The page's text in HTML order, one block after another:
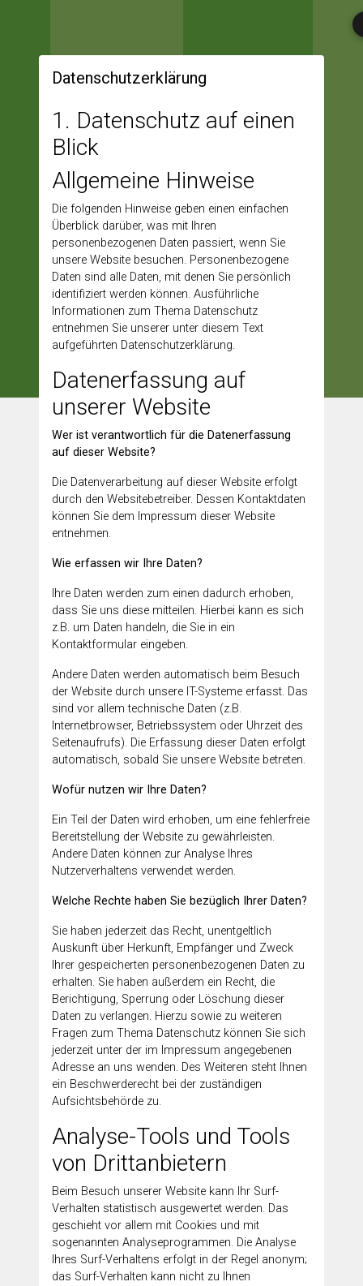
Datenschutzerklärung
1. Datenschutz auf einen
Blick
Allgemeine Hinweise
Die folgenden Hinweise geben einen einfachen
Überblick darüber, was mit Ihren
personenbezogenen Daten passiert, wenn Sie
unsere Website besuchen. Personenbezogene
Daten sind alle Daten, mit denen Sie persönlich
identifiziert werden können. Ausführliche
Informationen zum Thema Datenschutz
entnehmen Sie unserer unter diesem Text
aufgeführten Datenschutzerklärung.
Datenerfassung auf
unserer Website
Wer ist verantwortlich für die Datenerfassung
auf dieser Website?
Die Datenverarbeitung auf dieser Website erfolgt
durch den Websitebetreiber. Dessen Kontaktdaten
können Sie dem Impressum dieser Website
entnehmen.
Wie erfassen wir Ihre Daten?
Ihre Daten werden zum einen dadurch erhoben,
dass Sie uns diese mitteilen. Hierbei kann es sich
z.B. um Daten handeln, die Sie in ein
Kontaktformular eingeben.
Andere Daten werden automatisch beim Besuch
der Website durch unsere IT-Systeme erfasst. Das
sind vor allem technische Daten (z.B.
Internetbrowser, Betriebssystem oder Uhrzeit des
Seitenaufrufs). Die Erfassung dieser Daten erfolgt
automatisch, sobald Sie unsere Website betreten.
Wofür nutzen wir Ihre Daten?
Ein Teil der Daten wird erhoben, um eine fehlerfreie
Bereitstellung der Website zu gewährleisten.
Andere Daten können zur Analyse Ihres
Nutzerverhaltens verwendet werden.
Welche Rechte haben Sie bezüglich Ihrer Daten?
Sie haben jederzeit das Recht, unentgeltlich
Auskunft über Herkunft, Empfänger und Zweck
Ihrer gespeicherten personenbezogenen Daten zu
erhalten. Sie haben außerdem ein Recht, die
Berichtigung, Sperrung oder Löschung dieser
Daten zu verlangen. Hierzu sowie zu weiteren
Fragen zum Thema Datenschutz können Sie sich
jederzeit unter der im Impressum angegebenen
Adresse an uns wenden. Des Weiteren steht Ihnen
ein Beschwerderecht bei der zuständigen
Aufsichtsbehörde zu.
Analyse-Tools und Tools
von Drittanbietern
Beim Besuch unserer Website kann Ihr Surf-
Verhalten statistisch ausgewertet werden. Das
geschieht vor allem mit Cookies und mit
sogenannten Analyseprogrammen. Die Analyse
Ihres Surf-Verhaltens erfolgt in der Regel anonym;
das Surf-Verhalten kann nicht zu Ihnen